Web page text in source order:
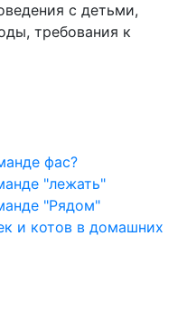
с детьми,
требования к
фас?
"лежать"
"Рядом"
и котов в домашних